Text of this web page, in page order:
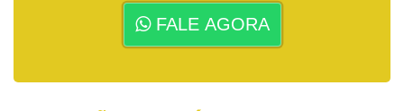
FALE AGORA